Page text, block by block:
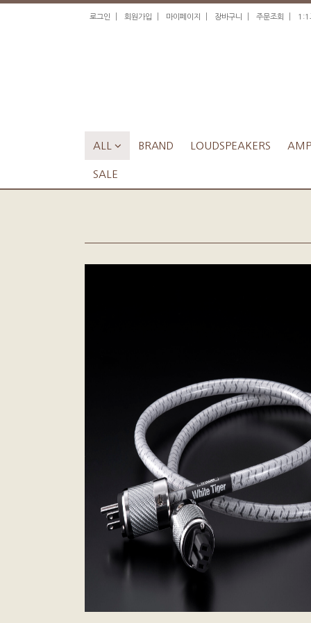
로그인 회원가입 마이페이지 장바구니 주문조회 1:1
ALL  BRAND LOUDSPEAKERS
SALE